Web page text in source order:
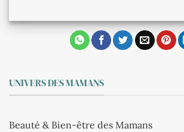
UNIVERS DES MAMANS
Beauté & Bien-être des Mamans